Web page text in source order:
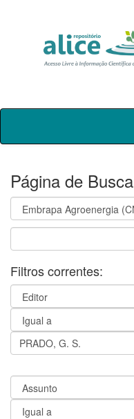
Skip
Página de Busca
Filtros correntes: